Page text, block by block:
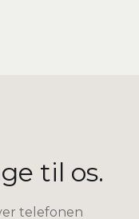
til os.
telefonen